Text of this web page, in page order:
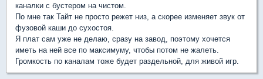
каналки с бустером на чистом.
По мне так Тайт не просто режет низ, а скорее изменяет звук от
фузовой каши до сухостоя.
Я плат сам уже не делаю, сразу на завод, поэтому хочется
иметь на ней все по максимуму, чтобы потом не жалеть.
Громкость по каналам тоже будет раздельной, для живой игр.